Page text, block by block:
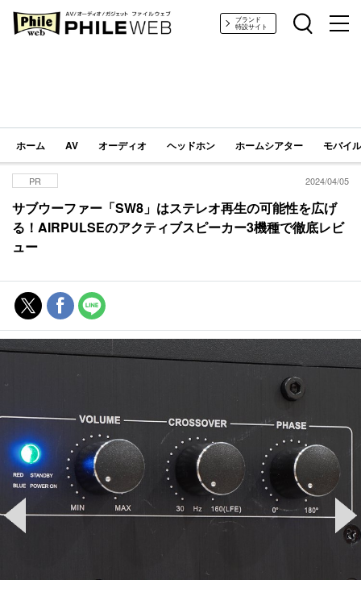
PHILE WEB｜AV/オーディオ/ガジェットブランド
特設サイト
ホーム AV オーディオ ヘッドホン ホームシアター モバイ
PR 2024/04/05
サブウーファー「SW8」はステレオ再生の可能性を広げ
る！AIRPULSEのアクティブスピーカー3機種で徹底レビ
ュー